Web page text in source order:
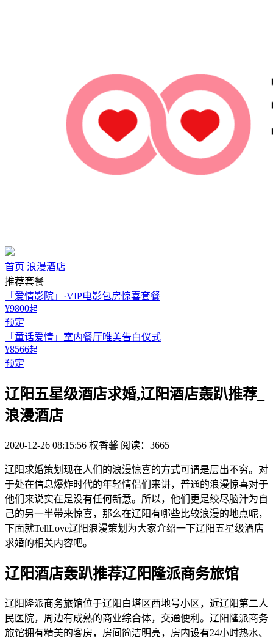
首页 浪漫酒店
推荐套餐
「爱情影院」·VIP电影包房惊喜套餐
¥9800起
预定
「童话爱情」室内餐厅唯美告白仪式
¥8566起
预定
辽阳五星级酒店求婚,辽阳酒店轰趴推荐_
浪漫酒店
2020-12-26 08:15:56 权香馨 阅读：3665
辽阳求婚策划现在人们的浪漫惊喜的方式可谓是层出不穷。对
于处在信息爆炸时代的年轻情侣们来讲，普通的浪漫惊喜对于
他们来说实在是没有任何新意。所以，他们更是绞尽脑汁为自
己的另一半带来惊喜，那么在辽阳有哪些比较浪漫的地点呢，
下面就TellLove辽阳浪漫策划为大家介绍一下辽阳五星级酒店
求婚的相关内容吧。
辽阳酒店轰趴推荐辽阳隆派商务旅馆
辽阳隆派商务旅馆位于辽阳白塔区西地号小区，近辽阳第二人
民医院，周边有成熟的商业综合体，交通便利。辽阳隆派商务
旅馆拥有精美的客房，房间简洁明亮，房内设有24小时热水、